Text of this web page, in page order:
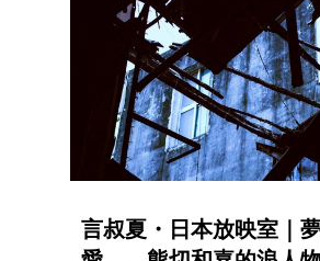
言叔夏・日本放映室｜